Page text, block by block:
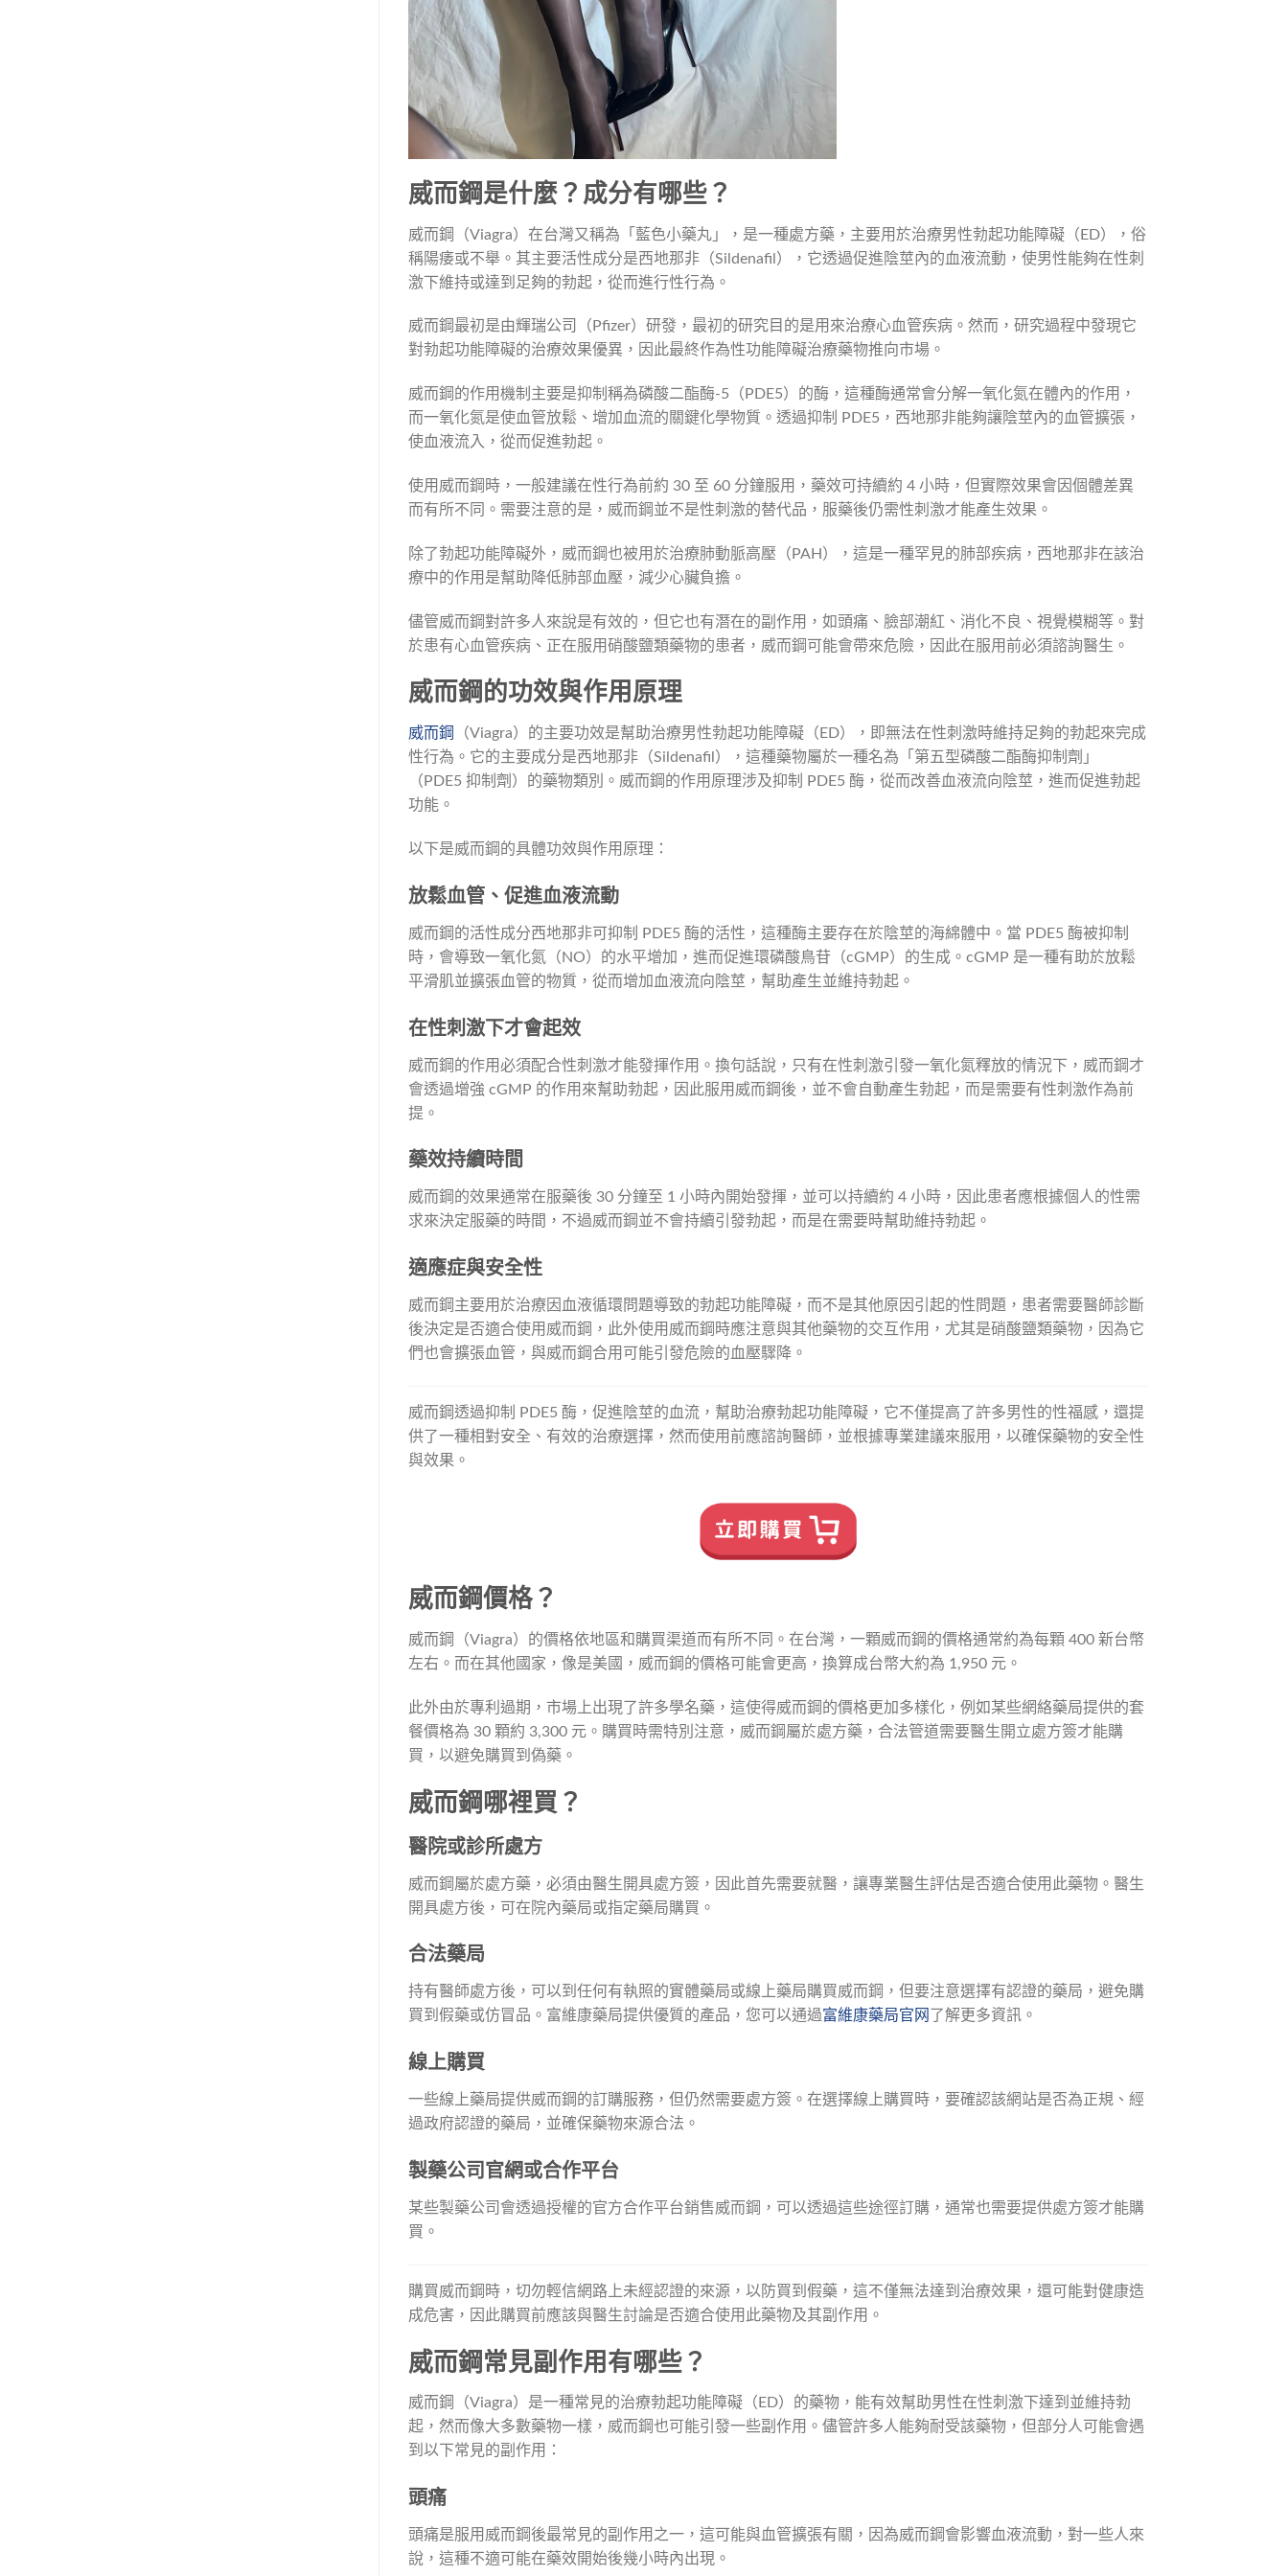
威而鋼是什麼？成分有哪些？
威而鋼（Viagra）在台灣又稱為「藍色小藥丸」，是一種處方藥，主要用於治療男性勃起功能障礙（ED），俗
稱陽痿或不舉。其主要活性成分是西地那非（Sildenafil），它透過促進陰莖內的血液流動，使男性能夠在性刺
激下維持或達到足夠的勃起，從而進行性行為。
威而鋼最初是由輝瑞公司（Pfizer）研發，最初的研究目的是用來治療心血管疾病。然而，研究過程中發現它
對勃起功能障礙的治療效果優異，因此最終作為性功能障礙治療藥物推向市場。
威而鋼的作用機制主要是抑制稱為磷酸二酯酶-5（PDE5）的酶，這種酶通常會分解一氧化氮在體內的作用，
而一氧化氮是使血管放鬆、增加血流的關鍵化學物質。透過抑制 PDE5，西地那非能夠讓陰莖內的血管擴張，
使血液流入，從而促進勃起。
使用威而鋼時，一般建議在性行為前約 30 至 60 分鐘服用，藥效可持續約 4 小時，但實際效果會因個體差異
而有所不同。需要注意的是，威而鋼並不是性刺激的替代品，服藥後仍需性刺激才能產生效果。
除了勃起功能障礙外，威而鋼也被用於治療肺動脈高壓（PAH），這是一種罕見的肺部疾病，西地那非在該治
療中的作用是幫助降低肺部血壓，減少心臟負擔。
儘管威而鋼對許多人來說是有效的，但它也有潛在的副作用，如頭痛、臉部潮紅、消化不良、視覺模糊等。對
於患有心血管疾病、正在服用硝酸鹽類藥物的患者，威而鋼可能會帶來危險，因此在服用前必須諮詢醫生。
威而鋼的功效與作用原理
威而鋼 （Viagra）的主要功效是幫助治療男性勃起功能障礙（ED），即無法在性刺激時維持足夠的勃起來完成
性行為。它的主要成分是西地那非（Sildenafil），這種藥物屬於一種名為「第五型磷酸二酯酶抑制劑」
（PDE5 抑制劑）的藥物類別。威而鋼的作用原理涉及抑制 PDE5 酶，從而改善血液流向陰莖，進而促進勃起
功能。
以下是威而鋼的具體功效與作用原理：
放鬆血管、促進血液流動
威而鋼的活性成分西地那非可抑制 PDE5 酶的活性，這種酶主要存在於陰莖的海綿體中。當 PDE5 酶被抑制
時，會導致一氧化氮（NO）的水平增加，進而促進環磷酸鳥苷（cGMP）的生成。cGMP 是一種有助於放鬆
平滑肌並擴張血管的物質，從而增加血液流向陰莖，幫助產生並維持勃起。
在性刺激下才會起效
威而鋼的作用必須配合性刺激才能發揮作用。換句話說，只有在性刺激引發一氧化氮釋放的情況下，威而鋼才
會透過增強 cGMP 的作用來幫助勃起，因此服用威而鋼後，並不會自動產生勃起，而是需要有性刺激作為前
提。
藥效持續時間
威而鋼的效果通常在服藥後 30 分鐘至 1 小時內開始發揮，並可以持續約 4 小時，因此患者應根據個人的性需
求來決定服藥的時間，不過威而鋼並不會持續引發勃起，而是在需要時幫助維持勃起。
適應症與安全性
威而鋼主要用於治療因血液循環問題導致的勃起功能障礙，而不是其他原因引起的性問題，患者需要醫師診斷
後決定是否適合使用威而鋼，此外使用威而鋼時應注意與其他藥物的交互作用，尤其是硝酸鹽類藥物，因為它
們也會擴張血管，與威而鋼合用可能引發危險的血壓驟降。
威而鋼透過抑制 PDE5 酶，促進陰莖的血流，幫助治療勃起功能障礙，它不僅提高了許多男性的性福感，還提
供了一種相對安全、有效的治療選擇，然而使用前應諮詢醫師，並根據專業建議來服用，以確保藥物的安全性
與效果。
威而鋼價格？
威而鋼（Viagra）的價格依地區和購買渠道而有所不同。在台灣，一顆威而鋼的價格通常約為每顆 400 新台幣
左右。而在其他國家，像是美國，威而鋼的價格可能會更高，換算成台幣大約為 1,950 元。
此外由於專利過期，市場上出現了許多學名藥，這使得威而鋼的價格更加多樣化，例如某些網絡藥局提供的套
餐價格為 30 顆約 3,300 元。購買時需特別注意，威而鋼屬於處方藥，合法管道需要醫生開立處方簽才能購
買，以避免購買到偽藥。
威而鋼哪裡買？
醫院或診所處方
威而鋼屬於處方藥，必須由醫生開具處方簽，因此首先需要就醫，讓專業醫生評估是否適合使用此藥物。醫生
開具處方後，可在院內藥局或指定藥局購買。
合法藥局
持有醫師處方後，可以到任何有執照的實體藥局或線上藥局購買威而鋼，但要注意選擇有認證的藥局，避免購
買到假藥或仿冒品。富維康藥局提供優質的產品，您可以通過富維康藥局官网 了解更多資訊。
線上購買
一些線上藥局提供威而鋼的訂購服務，但仍然需要處方簽。在選擇線上購買時，要確認該網站是否為正規、經
過政府認證的藥局，並確保藥物來源合法。
製藥公司官網或合作平台
某些製藥公司會透過授權的官方合作平台銷售威而鋼，可以透過這些途徑訂購，通常也需要提供處方簽才能購
買。
購買威而鋼時，切勿輕信網路上未經認證的來源，以防買到假藥，這不僅無法達到治療效果，還可能對健康造
成危害，因此購買前應該與醫生討論是否適合使用此藥物及其副作用。
威而鋼常見副作用有哪些？
威而鋼（Viagra）是一種常見的治療勃起功能障礙（ED）的藥物，能有效幫助男性在性刺激下達到並維持勃
起，然而像大多數藥物一樣，威而鋼也可能引發一些副作用。儘管許多人能夠耐受該藥物，但部分人可能會遇
到以下常見的副作用：
頭痛
頭痛是服用威而鋼後最常見的副作用之一，這可能與血管擴張有關，因為威而鋼會影響血液流動，對一些人來
說，這種不適可能在藥效開始後幾小時內出現。